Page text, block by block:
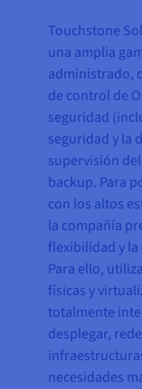
Touchstone
una amplia
administrado,
de control de
seguridad
seguridad y la
supervisión
backup. Para
con los altos
la compañía
flexibilidad y
Para ello,
físicas y
totalmente
desplegar,
necesidades